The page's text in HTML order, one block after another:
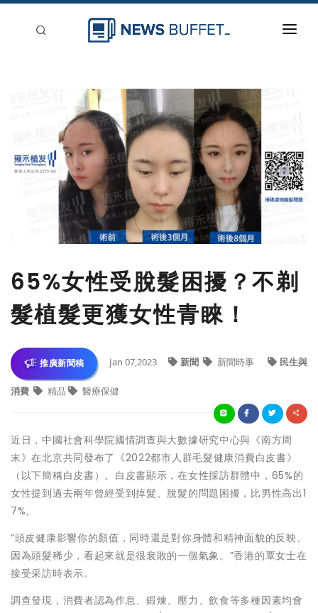
刊登
65%女性受脫髮困擾？不剃
髮植髮更獲女性青睞！
推廣新聞稿 Jan 07,2023 新聞 新聞時事 民生與
消費 精品 醫療保健
近日，中國社會科學院國情調查與大數據研究中心與《南方周
末》在北京共同發布了《2022都市人群毛髮健康消費白皮書》
（以下簡稱白皮書）。白皮書顯示，在女性採訪群體中，65%的
女性提到過去兩年曾經受到掉髮、脫髮的問題困擾，比男性高出1
7%。
“頭皮健康影響你的顏值，同時還是對你身體和精神面貌的反映。
因為頭髮稀少，看起來就是很衰敗的一個氣象。”香港的覃女士在
接受采訪時表示。
調查發現，消費者認為作息、鍛煉、壓力、飲食等多種因素均會